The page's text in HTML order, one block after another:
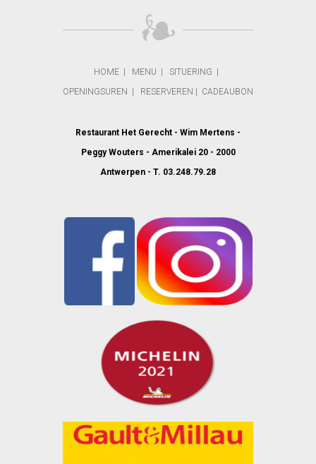
HOME| MENU SITUERING
OPENINGSUREN
RESERVEREN CADEAUBON
Restaurant Het Gerecht - Wim Mertens -
Peggy Wouters - Amerikalei 20 - 2000
Antwerpen - T. 03.248.79.28